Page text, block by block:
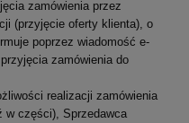
zamówienia przez
(przyjęcie oferty klienta), o
poprzez wiadomość e-
zamówienia do
realizacji zamówienia
w części), Sprzedawca